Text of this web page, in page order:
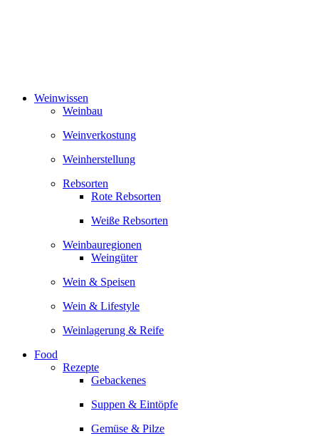
Weinwissen
Weinbau
Weinverkostung
Weinherstellung
Rebsorten
Rote Rebsorten
Weiße Rebsorten
Weinbauregionen
Weingüter
Wein & Speisen
Wein & Lifestyle
Weinlagerung & Reife
Food
Rezepte
Gebackenes
Suppen & Eintöpfe
Gemüse & Pilze